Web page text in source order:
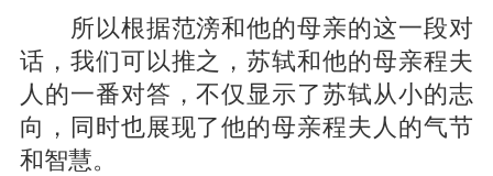
所以根据范滂和他的母亲的这一段对
话，我们可以推之，苏轼和他的母亲程夫
人的一番对答，不仅显示了苏轼从小的志
向，同时也展现了他的母亲程夫人的气节
和智慧。